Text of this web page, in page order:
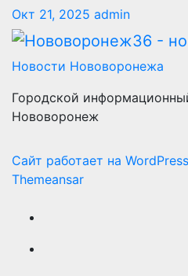
Окт 21, 2025 admin
Новости Нововоронежа
Городской
Нововоронеж
Сайт работает на WordPress
Themeansar